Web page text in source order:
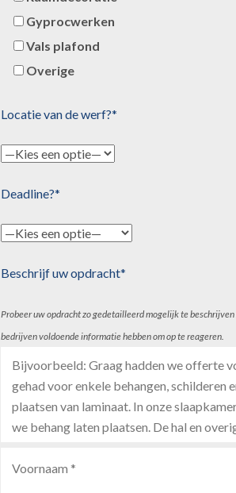
Gyprocwerken
Vals plafond
Overige
Locatie van de werf?*
Deadline?*
Beschrijf uw opdracht*
Probeer uw opdracht zo gedetailleerd mogelijk te beschrijven
bedrijven voldoende informatie hebben om op te reageren.